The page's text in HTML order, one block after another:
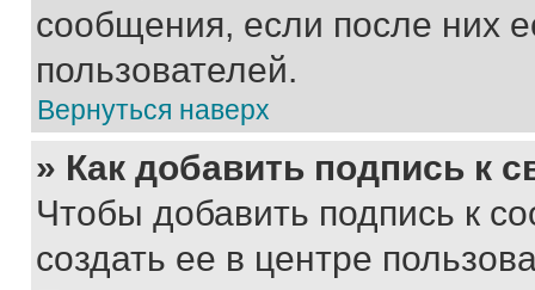
сообщения, если после них
пользователей.
Вернуться наверх
» Как добавить подпись к
Чтобы добавить подпись к
создать ее в центре